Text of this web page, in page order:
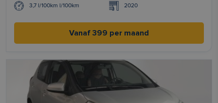
3,7 l/100km l/100km 2020
Vanaf 399 per maand